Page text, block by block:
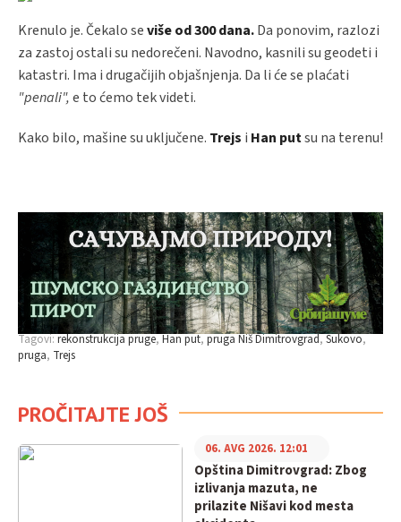
Krenulo je. Čekalo seviše od 300 dana.Da ponovim, razlozi
za zastoj ostali su nedorečeni. Navodno, kasnili su geodeti i
katastri. Ima i drugačijih objašnjenja. Da li će se plaćati
"penali",e to ćemo tek videti.
Kako bilo, mašine su uključene. Trejs i Han putsu na terenu!
Tagovi:rekonstrukcija pruge Han put pruga Niš Dimitrovgrad Sukovo
pruga Trejs
PROČITAJTE JOŠ
Opština Dimitrovgrad: Zbog
izlivanja mazuta, ne
prilazite Nišavi kod mesta
06. AVG 2026. 12:01